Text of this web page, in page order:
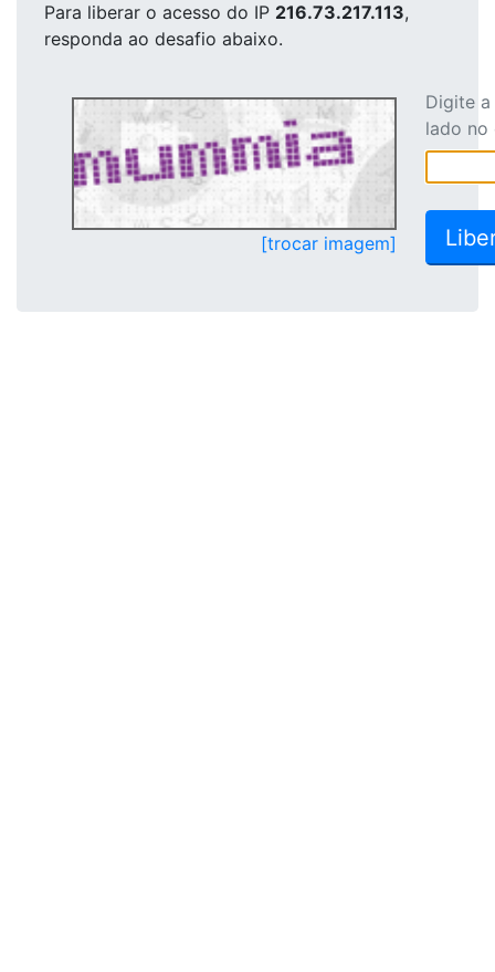
Para liberar o acesso do IP 216.73.217.113,
responda ao desafio abaixo.
[trocar imagem]
Digite
lado no